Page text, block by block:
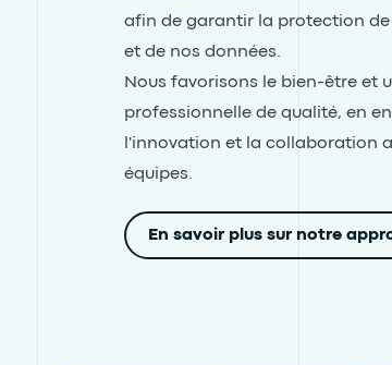
afin de garantir la protection
et de nos données.
Nous favorisons le bien-être et
professionnelle de qualité, en
l'innovation et la collaboration
équipes.
En savoir plus sur notre